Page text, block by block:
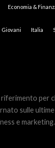
Economia &
Giovani Italia
per
sulle
e marketing.